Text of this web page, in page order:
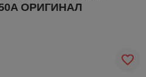
ОРИГИНАЛ